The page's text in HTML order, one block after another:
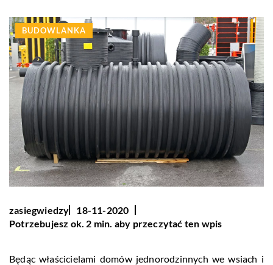
BUDOWLANKA
zasiegwiedzy
18-11-2020
Potrzebujesz ok. 2 min. aby przeczytać ten wpis
Będąc właścicielami domów jednorodzinnych we wsiach i